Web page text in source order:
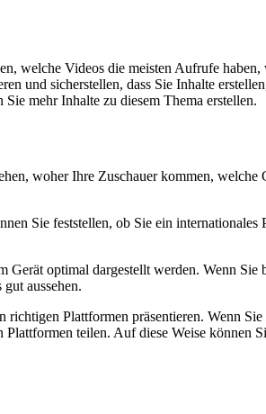
welche Videos die meisten Aufrufe haben,
und sicherstellen, dass Sie Inhalte
mehr Inhalte zu diesem Thema erstellen.
woher Ihre Zuschauer kommen, welche
Sie feststellen, ob Sie ein internationales
optimal dargestellt werden. Wenn Sie
aussehen.
Plattformen präsentieren. Wenn Sie
teilen. Auf diese Weise können